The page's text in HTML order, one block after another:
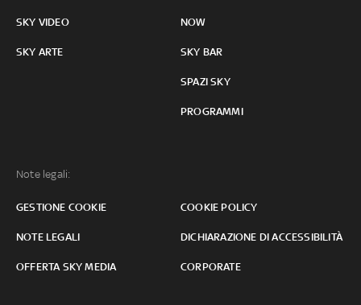
SKY VIDEO
SKY ARTE
NOW
SKY BAR
SPAZI SKY
PROGRAMMI
Note legali:
GESTIONE COOKIE COOKIE POLICY
NOTE LEGALI DICHIARAZIONE DI ACCESSIBILITÀ
OFFERTA SKY MEDIA CORPORATE